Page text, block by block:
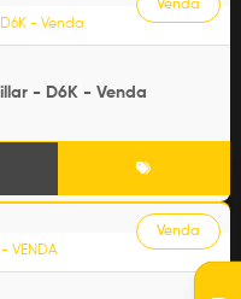
- D6K - Venda
Venda
Venda